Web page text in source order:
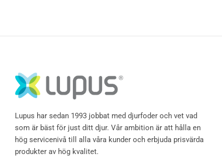
Lupus har sedan 1993 jobbat med djurfoder och vet vad
som är bäst för just ditt djur. Vår ambition är att hålla en
hög servicenivå till alla våra kunder och erbjuda prisvärda
produkter av hög kvalitet.